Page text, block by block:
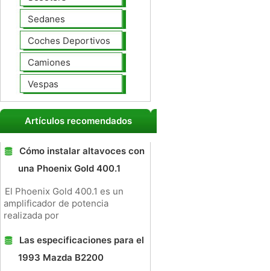
Sedanes
Coches Deportivos
Camiones
Vespas
Artículos recomendados
Cómo instalar altavoces con
una Phoenix Gold 400.1
El Phoenix Gold 400.1 es un
amplificador de potencia
realizada por
Las especificaciones para el
1993 Mazda B2200